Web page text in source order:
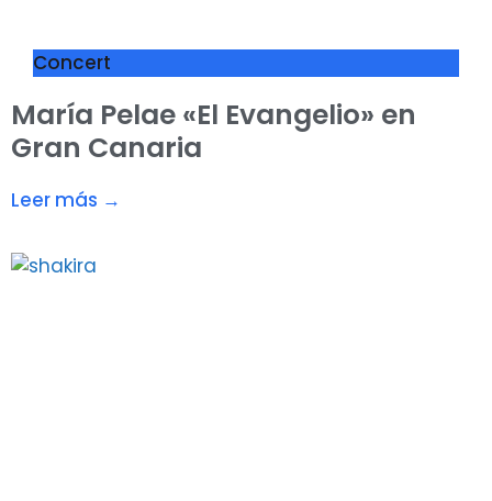
Concert
María Pelae «El Evangelio» en
Gran Canaria
Leer más →